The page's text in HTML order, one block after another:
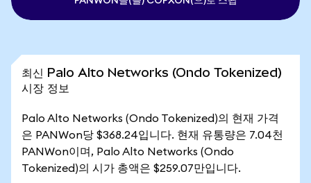
최신 Palo Alto Networks (Ondo Tokenized)
시장 정보
Palo Alto Networks (Ondo Tokenized)의 현재 가격
은 PANWon당 $368.24입니다. 현재 유통량은 7.04천
PANWon이며, Palo Alto Networks (Ondo
Tokenized)의 시가 총액은 $259.07만입니다.